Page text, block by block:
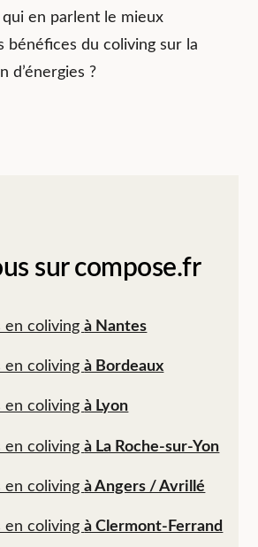
en parlent le mieux
bénéfices du coliving sur la
d’énergies ?
sur compose.fr
en colivingà Nantes
en colivingà Bordeaux
en colivingà Lyon
en colivingà La Roche-sur-Yon
en colivingà Angers / Avrillé
en colivingà Clermont-Ferrand